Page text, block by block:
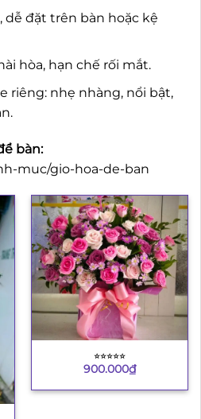
dễ đặt trên bàn hoặc kệ
hòa, hạn chế rối mắt.
riêng: nhẹ nhàng, nổi bật,
bàn:
muc/gio-hoa-de-ban
⭐︎⭐︎⭐︎⭐︎⭐︎
900.000₫